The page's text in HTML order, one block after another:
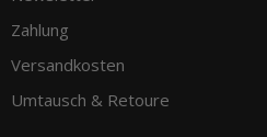
Zahlung
Versandkosten
Umtausch & Retoure